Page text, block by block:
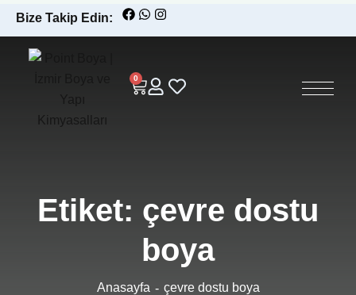
Bize Takip Edin:
0
Etiket: çevre dostu
boya
Anasayfa çevre dostu boya